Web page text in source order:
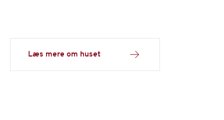
Læs mere om huset